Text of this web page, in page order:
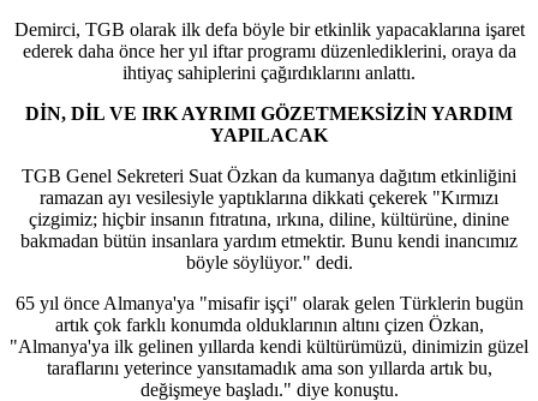
Demirci, TGB olarak ilk defa böyle bir etkinlik yapacaklarına işaret
ederek daha önce her yıl iftar programı düzenlediklerini, oraya da
ihtiyaç sahiplerini çağırdıklarını anlattı.
DİN, DİL VE IRK AYRIMI GÖZETMEKSİZİN YARDIM
YAPILACAK
TGB Genel Sekreteri Suat Özkan da kumanya dağıtım etkinliğini
ramazan ayı vesilesiyle yaptıklarına dikkati çekerek "Kırmızı
çizgimiz; hiçbir insanın fıtratına, ırkına, diline, kültürüne, dinine
bakmadan bütün insanlara yardım etmektir. Bunu kendi inancımız
böyle söylüyor." dedi.
65 yıl önce Almanya'ya "misafir işçi" olarak gelen Türklerin bugün
artık çok farklı konumda olduklarının altını çizen Özkan,
"Almanya'ya ilk gelinen yıllarda kendi kültürümüzü, dinimizin güzel
taraflarını yeterince yansıtamadık ama son yıllarda artık bu,
değişmeye başladı." diye konuştu.